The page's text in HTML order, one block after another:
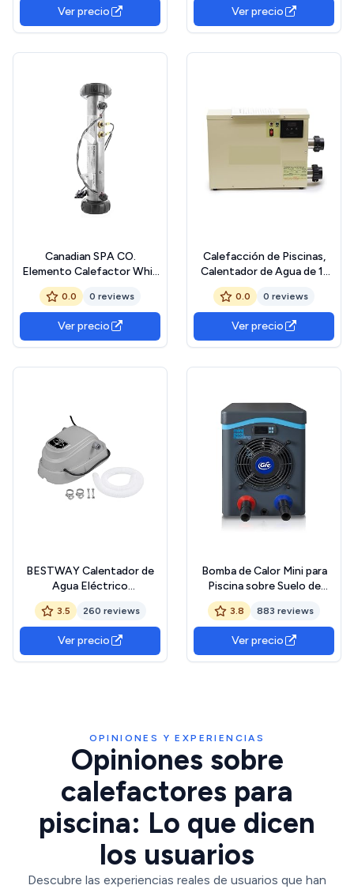
SPA
Ver precio Ver precio
Canadian SPA CO.
Elemento Calefactor Whirl
Pool 3 kW BP con Enchufe
AMP (M7), Elemento
Calefactor Whirl Pool Plug
N&#x27; Click (58289) para
BP600/2100
0.0 0 reviews
Ver precio
Calefacción de Piscinas,
Calentador de Agua de 11
KW for termostato de
Piscina y bañera(380V)
0.0 0 reviews
Ver precio
BESTWAY Calentador de
Agua Eléctrico
42,6x26,6x18,7 cm Gris
3.5 260 reviews
Ver precio
Bomba de Calor Mini para
Piscina sobre Suelo de
hasta 20 m3, Calefacción
para Piscinas Elevadas.
Color Gris - Gre HPM20
3.8 883 reviews
Ver precio
OPINIONES Y EXPERIENCIAS
Opiniones sobre
calefactores para
piscina: Lo que dicen
los usuarios
Descubre las experiencias reales de usuarios que han